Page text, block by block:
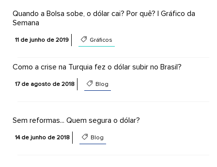
Quando a Bolsa sobe, o dólar cai? Por quê? | Gráfico da
Semana
11 de junho de 2019 Gráficos
Como a crise na Turquia fez o dólar subir no Brasil?
17 de agosto de 2018 Blog
Sem reformas... Quem segura o dólar?
14 de junho de 2018 Blog